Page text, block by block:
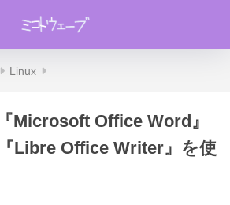
Linux
Microsoft Office Word』
Libre Office Writer』を使